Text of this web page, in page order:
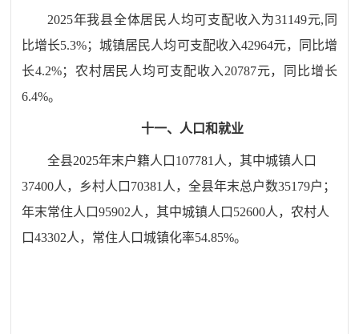
2025年我县全体居民人均可支配收入为31149元, 同
比增长5.3%；城镇居民人均可支配收入42964元，同比增
长4.2%；农村居民人均可支配收入 20787元，同比增长
6.4%。
十一、人口和就业
全县2025年末户籍人口 107781 人，其中城镇人口
37400人，乡村人口 70381 人，全县年末总户数35179户；
年末常住人口95902人，其中城镇人口 52600人，农村人
口43302人， 常住人口城镇化率54.85%。